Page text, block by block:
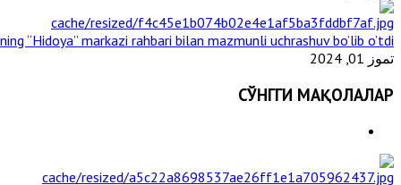
“Hidoya” markazi rahbari bilan mazmunli uchrashuv bo’lib o’tdi
تموز 01, 2024
СЎНГГИ МАҚОЛАЛАР